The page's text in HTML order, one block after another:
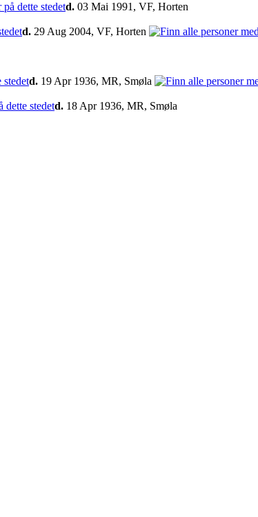
d. 03 Mai 1991, VF, Horten
d. 29 Aug 2004, VF, Horten
d. 19 Apr 1936, MR, Smøla
d. 18 Apr 1936, MR, Smøla